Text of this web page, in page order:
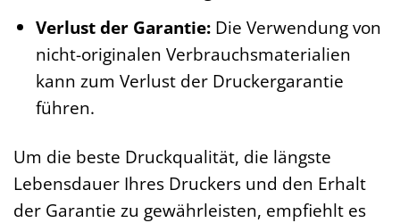
Verlust der Garantie:Die Verwendung von
nicht-originalen Verbrauchsmaterialien
kann zum Verlust der Druckergarantie
führen.
Um die beste Druckqualität, die längste
Lebensdauer Ihres Druckers und den Erhalt
der Garantie zu gewährleisten, empfiehlt es